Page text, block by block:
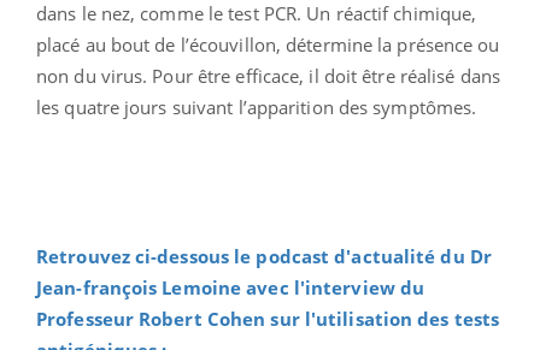
dans le nez, comme le test PCR. Un réactif chimique,
placé au bout de l’écouvillon, détermine la présence ou
non du virus. Pour être efficace, il doit être réalisé dans
les quatre jours suivant l’apparition des symptômes.
Retrouvez ci-dessous le podcast d'actualité du Dr
Jean-françois Lemoine avec l'interview du
Professeur Robert Cohen sur l'utilisation des tests